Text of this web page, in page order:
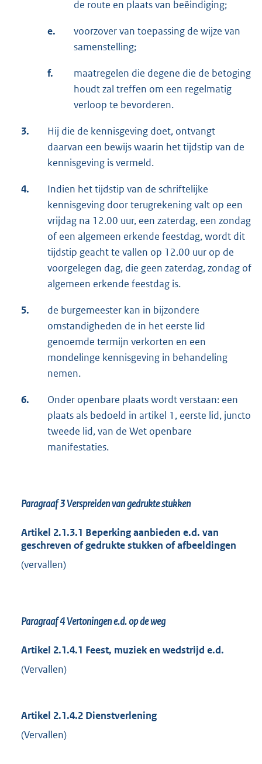
de route en plaats van beëindiging;
e.
voorzover van toepassing de wijze van
samenstelling;
f.
maatregelen die degene die de betoging
houdt zal treffen om een regelmatig
verloop te bevorderen.
3.
Hij die de kennisgeving doet, ontvangt
daarvan een bewijs waarin het tijdstip van de
kennisgeving is vermeld.
4.
Indien het tijdstip van de schriftelijke
kennisgeving door terugrekening valt op een
vrijdag na 12.00 uur, een zaterdag, een zondag
of een algemeen erkende feestdag, wordt dit
tijdstip geacht te vallen op 12.00 uur op de
voorgelegen dag, die geen zaterdag, zondag of
algemeen erkende feestdag is.
5.
de burgemeester kan in bijzondere
omstandigheden de in het eerste lid
genoemde termijn verkorten en een
mondelinge kennisgeving in behandeling
nemen.
6.
Onder openbare plaats wordt verstaan: een
plaats als bedoeld in artikel 1, eerste lid, juncto
tweede lid, van de Wet openbare
manifestaties.
Paragraaf 3Verspreiden van gedrukte stukken
Artikel 2.1.3.1 Beperking aanbieden e.d. van
geschreven of gedrukte stukken of afbeeldingen
(vervallen)
Paragraaf 4Vertoningen e.d. op de weg
Artikel 2.1.4.1 Feest, muziek en wedstrijd e.d.
(Vervallen)
Artikel 2.1.4.2 Dienstverlening
(Vervallen)